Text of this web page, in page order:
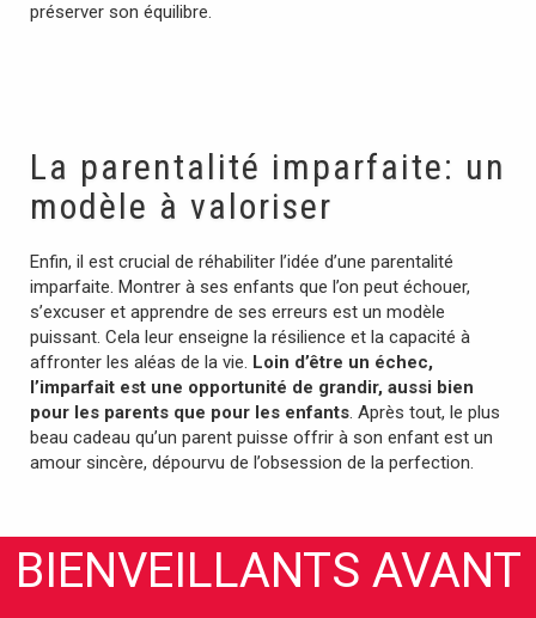
préserver son équilibre.
La parentalité imparfaite: un
modèle à valoriser
Enfin, il est crucial de réhabiliter l’idée d’une parentalité
imparfaite. Montrer à ses enfants que l’on peut échouer,
s’excuser et apprendre de ses erreurs est un modèle
puissant. Cela leur enseigne la résilience et la capacité à
affronter les aléas de la vie. Loin d’être un échec,
l’imparfait est une opportunité de grandir, aussi bien
pour les parents que pour les enfants. Après tout, le plus
beau cadeau qu’un parent puisse offrir à son enfant est un
amour sincère, dépourvu de l’obsession de la perfection.
BIENVEILLANTS AVANT